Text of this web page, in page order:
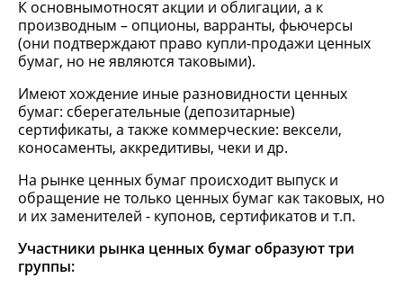
К основнымотносят акции и облигации, а к
производным – опционы, варранты, фьючерсы
(они подтверждают право купли-продажи ценных
бумаг, но не являются таковыми).
Имеют хождение иные разновидности ценных
бумаг: сберегательные (депозитарные)
сертификаты, а также коммерческие: вексели,
коносаменты, аккредитивы, чеки и др.
На рынке ценных бумаг происходит выпуск и
обращение не только ценных бумаг как таковых, но
и их заменителей - купонов, сертификатов и т.п.
Участники рынка ценных бумаг образуют три
группы: